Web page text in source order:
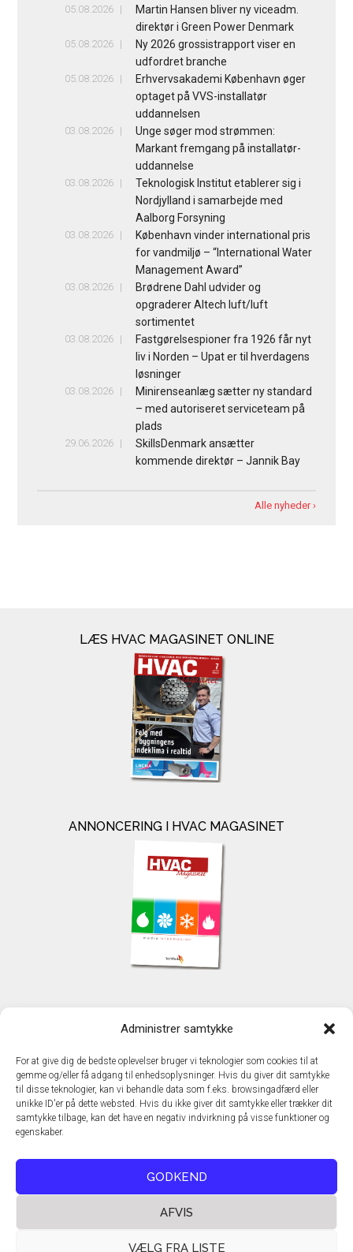
Administrer samtykke
For at give dig de bedste oplevelser bruger vi teknologier som cookies til at
gemme og/eller få adgang til enhedsoplysninger. Hvis du giver dit samtykke
til disse teknologier, kan vi behandle data som f.eks. browsingadfærd eller
unikke ID'er på dette websted. Hvis du ikke giver dit samtykke eller trækker dit
samtykke tilbage, kan det have en negativ indvirkning på visse funktioner og
egenskaber.
GODKEND
AFVIS
VÆLG FRA LISTE
05.08.2026
Martin Hansen bliver ny viceadm.
direktør i Green Power Denmark
05.08.2026
Ny 2026 grossistrapport viser en
udfordret branche
05.08.2026
Erhvervsakademi København øger
optaget på VVS-installatør
uddannelsen
03.08.2026
Unge søger mod strømmen:
Markant fremgang på installatør-
uddannelse
03.08.2026
Teknologisk Institut etablerer sig i
Nordjylland i samarbejde med
Aalborg Forsyning
03.08.2026
København vinder international pris
for vandmiljø – “International Water
Management Award”
03.08.2026
Brødrene Dahl udvider og
opgraderer Altech luft/luft
sortimentet
03.08.2026
Fastgørelsespioner fra 1926 får nyt
liv i Norden – Upat er til hverdagens
løsninger
03.08.2026
Minirenseanlæg sætter ny standard
– med autoriseret serviceteam på
plads
29.06.2026
SkillsDenmark ansætter
kommende direktør – Jannik Bay
Alle nyheder ›
LÆS HVAC MAGASINET ONLINE
ANNONCERING I HVAC MAGASINET
TechMedia A/S
DK - 2600 Glostrup
www.techmedia.dk
Telefon: +45 43 24 26 28
E-mail:info@techmedia.dk